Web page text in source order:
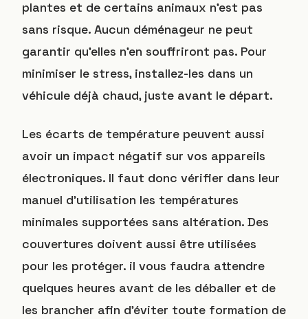
plantes et de certains animaux n’est pas
sans risque. Aucun déménageur ne peut
garantir qu’elles n’en souffriront pas. Pour
minimiser le stress, installez-les dans un
véhicule déjà chaud, juste avant le départ.
Les écarts de température peuvent aussi
avoir un impact négatif sur vos appareils
électroniques. Il faut donc vérifier dans leur
manuel d’utilisation les températures
minimales supportées sans altération. Des
couvertures doivent aussi être utilisées
pour les protéger. il vous faudra attendre
quelques heures avant de les déballer et de
les brancher afin d’éviter toute formation de